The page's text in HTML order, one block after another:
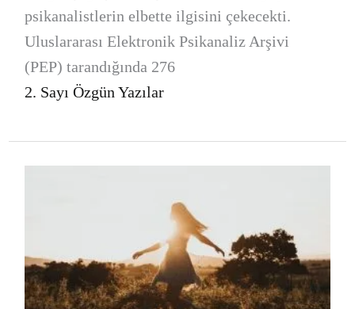
psikanalistlerin elbette ilgisini çekecekti.
Uluslararası Elektronik Psikanaliz Arşivi
(PEP) tarandığında 276
2. Sayı Özgün Yazılar